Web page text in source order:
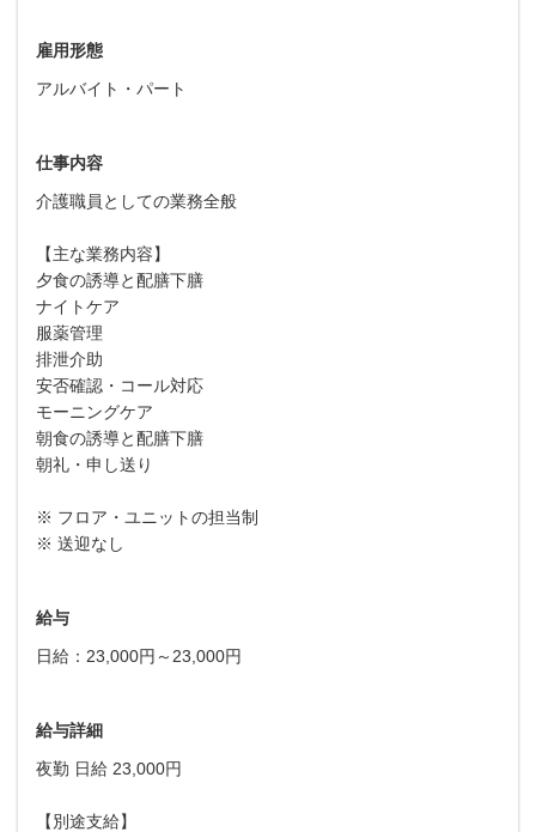
雇用形態
アルバイト・パート
仕事内容
介護職員としての業務全般
【主な業務内容】
夕食の誘導と配膳下膳
ナイトケア
服薬管理
排泄介助
安否確認・コール対応
モーニングケア
朝食の誘導と配膳下膳
朝礼・申し送り
※ フロア・ユニットの担当制
※ 送迎なし
給与
日給：23,000円～23,000円
給与詳細
夜勤 日給 23,000円
【別途支給】